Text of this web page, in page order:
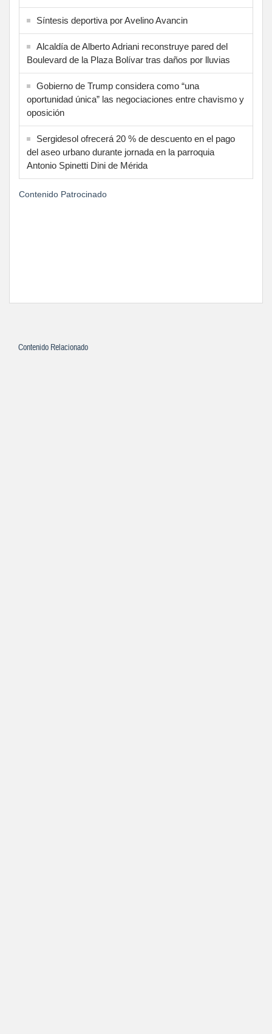
Síntesis deportiva por Avelino Avancin
Alcaldía de Alberto Adriani reconstruye pared del
Boulevard de la Plaza Bolívar tras daños por lluvias
Gobierno de Trump considera como “una
oportunidad única” las negociaciones entre chavismo y
oposición
Sergidesol ofrecerá 20 % de descuento en el pago
del aseo urbano durante jornada en la parroquia
Antonio Spinetti Dini de Mérida
Contenido Patrocinado
Contenido Relacionado